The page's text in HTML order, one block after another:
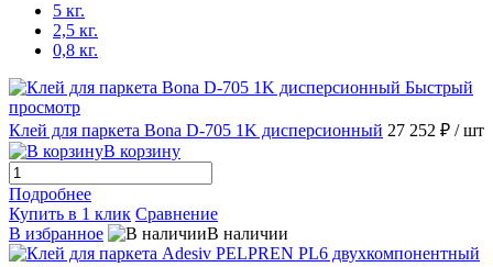
5 кг.
2,5 кг.
0,8 кг.
Быстрый
просмотр
Клей для паркета Bona D-705 1K дисперсионный 27 252 ₽ / шт
В корзину
Подробнее
Купить в 1 клик Сравнение
В избранное
В наличии